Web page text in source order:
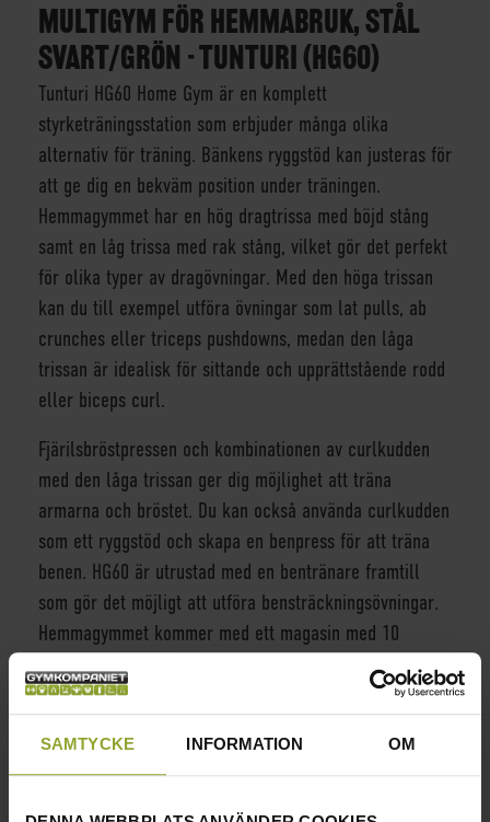
SAMTYCKE INFORMATION OM
MULTIGYM FÖR HEMMABRUK, STÅL
SVART/GRÖN - TUNTURI (HG60)
Tunturi HG60 Home Gym är en komplett
styrketräningsstation som erbjuder många olika
alternativ för träning. Bänkens ryggstöd kan justeras för
att ge dig en bekväm position under träningen.
Hemmagymmet har en hög dragtrissa med böjd stång
samt en låg trissa med rak stång, vilket gör det perfekt
för olika typer av dragövningar. Med den höga trissan
kan du till exempel utföra övningar som lat pulls, ab
crunches eller triceps pushdowns, medan den låga
trissan är idealisk för sittande och upprättstående rodd
eller biceps curl.
Fjärilsbröstpressen och kombinationen av curlkudden
med den låga trissan ger dig möjlighet att träna
armarna och bröstet. Du kan också använda curlkudden
som ett ryggstöd och skapa en benpress för att träna
benen. HG60 är utrustad med en bentränare framtill
som gör det möjligt att utföra bensträckningsövningar.
Hemmagymmet kommer med ett magasin med 10
viktplattor, där var platta väger 7 kg. Detta gör det
idealiskt för både nybörjare och mer avancerade
och hållbar.